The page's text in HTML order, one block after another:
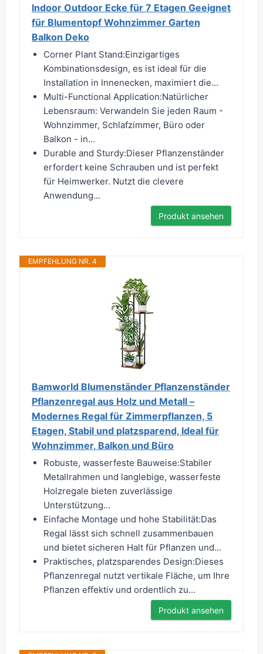
Indoor Outdoor Ecke für 7 Etagen Geeignet
für Blumentopf Wohnzimmer Garten
Balkon Deko
Corner Plant Stand:Einzigartiges
Kombinationsdesign, es ist ideal für die
Installation in Innenecken, maximiert die...
Multi-Functional Application:Natürlicher
Lebensraum: Verwandeln Sie jeden Raum -
Wohnzimmer, Schlafzimmer, Büro oder
Balkon - in...
Durable and Sturdy:Dieser Pflanzenständer
erfordert keine Schrauben und ist perfekt
für Heimwerker. Nutzt die clevere
Anwendung...
Produkt ansehen
EMPFEHLUNG NR. 4
Bamworld Blumenständer Pflanzenständer
Pflanzenregal aus Holz und Metall –
Modernes Regal für Zimmerpflanzen, 5
Etagen, Stabil und platzsparend, Ideal für
Wohnzimmer, Balkon und Büro
Robuste, wasserfeste Bauweise:Stabiler
Metallrahmen und langlebige, wasserfeste
Holzregale bieten zuverlässige
Unterstützung...
Einfache Montage und hohe Stabilität:Das
Regal lässt sich schnell zusammenbauen
und bietet sicheren Halt für Pflanzen und...
Praktisches, platzsparendes Design:Dieses
Pflanzenregal nutzt vertikale Fläche, um Ihre
Pflanzen effektiv und ordentlich zu...
Produkt ansehen